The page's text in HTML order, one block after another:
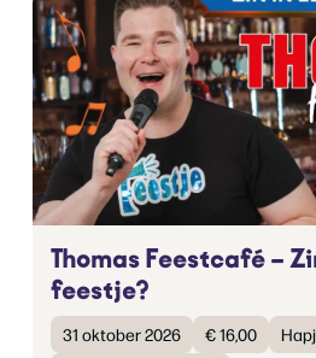
Thomas Feestcafé –
feestje?
31 oktober 2026 € 16,00